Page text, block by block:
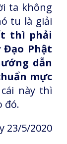
ta không
tu là giải
thì phải
Đạo Phật
dẫn
mực
này thì
đó.
23/5/2020